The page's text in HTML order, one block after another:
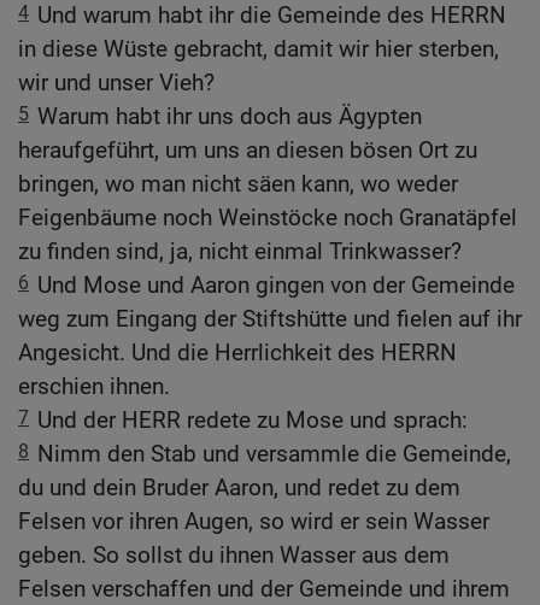
4 Und warum habt ihr die Gemeinde des HERRN
in diese Wüste gebracht, damit wir hier sterben,
wir und unser Vieh?
5 Warum habt ihr uns doch aus Ägypten
heraufgeführt, um uns an diesen bösen Ort zu
bringen, wo man nicht säen kann, wo weder
Feigenbäume noch Weinstöcke noch Granatäpfel
zu finden sind, ja, nicht einmal Trinkwasser?
6 Und Mose und Aaron gingen von der Gemeinde
weg zum Eingang der Stiftshütte und fielen auf ihr
Angesicht. Und die Herrlichkeit des HERRN
erschien ihnen.
7 Und der HERR redete zu Mose und sprach:
8 Nimm den Stab und versammle die Gemeinde,
du und dein Bruder Aaron, und redet zu dem
Felsen vor ihren Augen, so wird er sein Wasser
geben. So sollst du ihnen Wasser aus dem
Felsen verschaffen und der Gemeinde und ihrem